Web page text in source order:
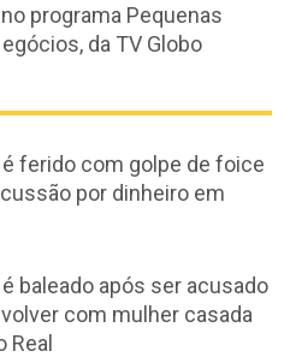
programa Pequenas
da TV Globo
ferido com golpe de foice
por dinheiro em
baleado após ser acusado
com mulher casada
Real